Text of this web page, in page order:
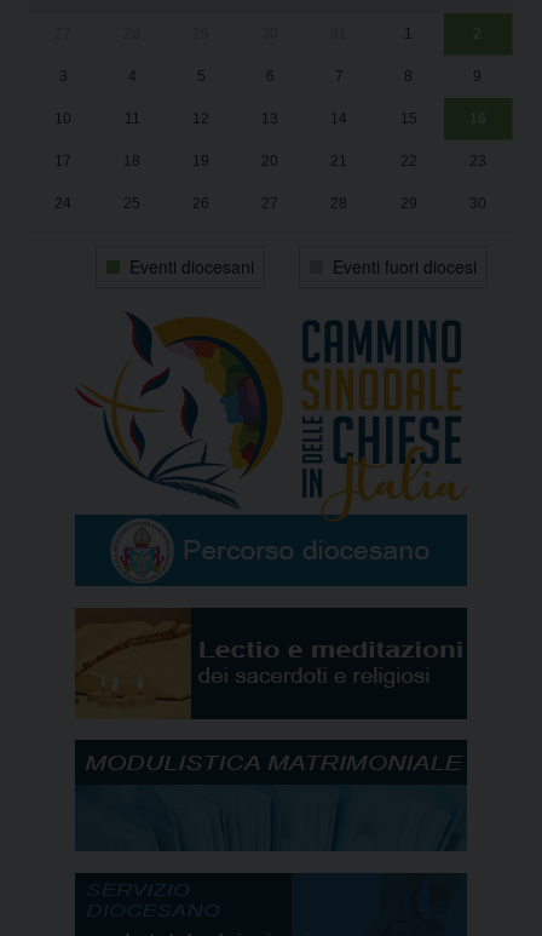
1 2
3 4 5 6 7 8 9
10 11 12 13 14 15 16
17 18 19 20 21 22 23
24 25 26 27 28 29 30
Eventi diocesani Eventi fuori diocesi